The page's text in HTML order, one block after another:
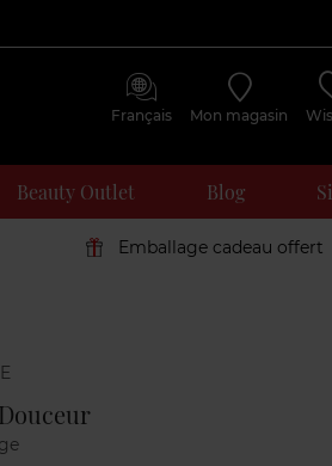
Français Mon magasin
Beauty Outlet Blog
Emballage cadeau offert